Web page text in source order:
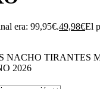
era: 99,95€.49,98€El
NACHO TIRANTES
2026